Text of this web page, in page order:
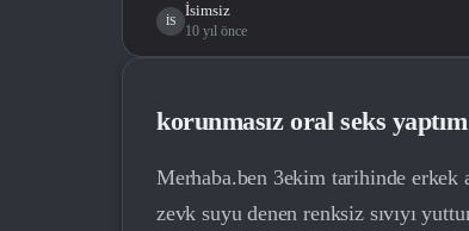
İS
İsimsiz
10 yıl önce
korunmasız oral seks yaptım
Merhaba.ben 3ekim tarihinde erkek
zevk suyu denen renksiz sıvıyı